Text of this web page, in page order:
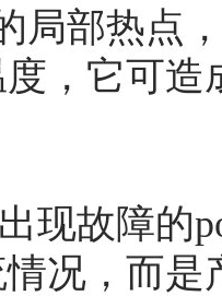
局部热点
，它可
现故障的
况，而